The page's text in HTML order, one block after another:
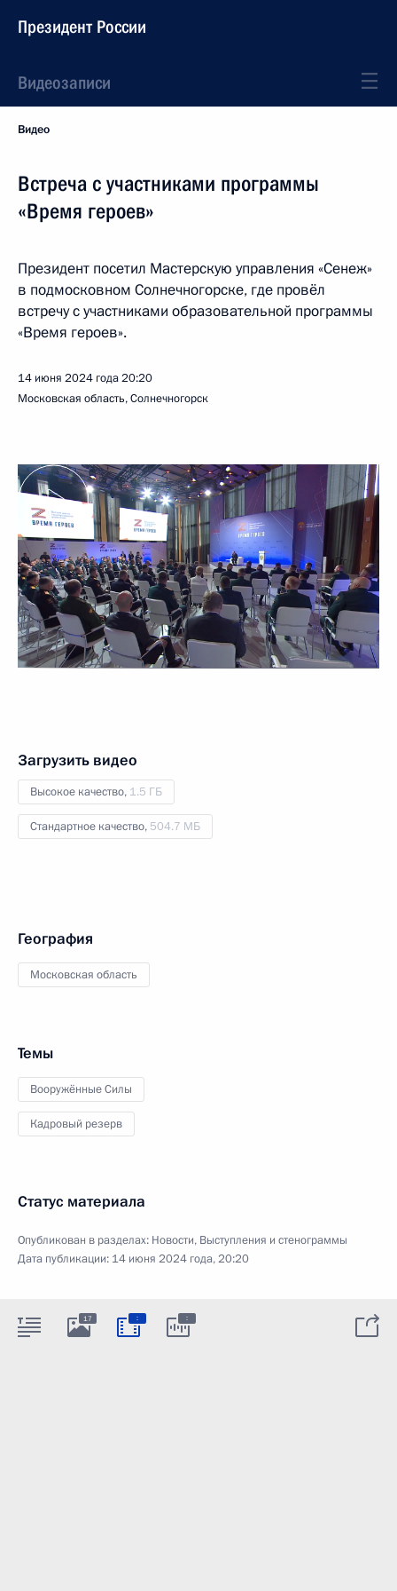
Президент России
Видеозаписи
Видео
Встреча с участниками программы
«Время героев»
Президент посетил Мастерскую управления «Сенеж»
в подмосковном Солнечногорске, где провёл
встречу с участниками образовательной программы
«Время героев».
14 июня 2024 года20:20
Московская область, Солнечногорск
Загрузить видео
Высокое качество, 1.5 ГБ
Стандартное качество, 504.7 МБ
География
Московская область
Темы
Вооружённые Силы
Кадровый резерв
Статус материала
Опубликован в разделах: Новости, Выступления и стенограммы
Дата публикации: 14 июня 2024 года, 20:20
17 : :